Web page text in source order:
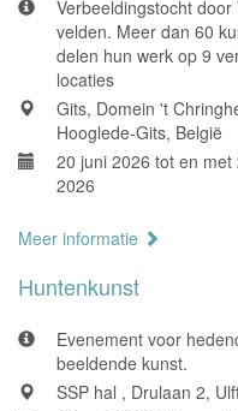
Verbeeldingstocht door
velden. Meer dan 60
delen hun werk op 9
locaties
Gits, Domein 't
Hooglede-Gits, België
20 juni 2026 tot en met
2026
Meer informatie
Huntenkunst
Evenement voor
beeldende kunst.
SSP hal , Drulaan 2,